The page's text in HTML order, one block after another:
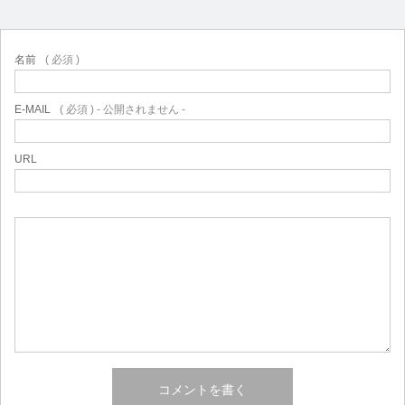
名前 ( 必須 )
E-MAIL ( 必須 ) - 公開されません -
URL